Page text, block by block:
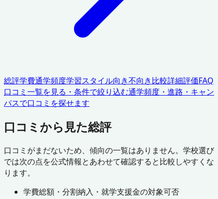
総評学費通学頻度学習スタイル向き不向き比較詳細評価FAQ
口コミ一覧を見る・条件で絞り込む通学頻度・進路・キャン
パスで口コミを探せます
口コミから見た総評
口コミがまだないため、傾向の一覧はありません。学校選び
では次の点を公式情報とあわせて確認すると比較しやすくな
ります。
学費総額・分割納入・就学支援金の対象可否